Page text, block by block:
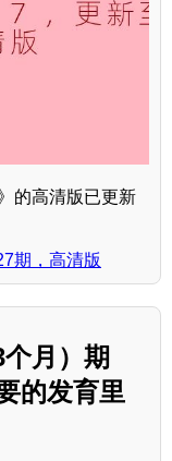
的高清版已更新
期，高清版
月）期
的发育里